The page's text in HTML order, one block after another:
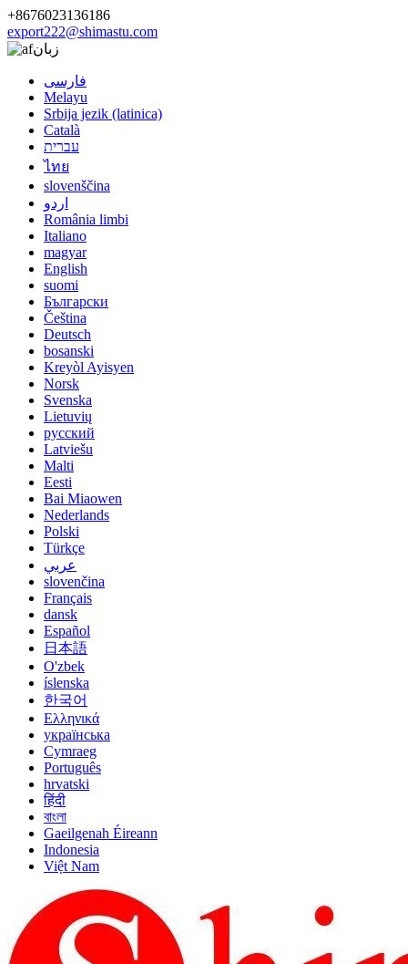
+8676023136186
export222@shimastu.com
زبان
فارسی
Melayu
Srbija jezik (latinica)
Català
עברית
ไทย
slovenščina
اردو
România limbi
Italiano
magyar
English
suomi
Български
Čeština
Deutsch
bosanski
Kreyòl Ayisyen
Norsk
Svenska
Lietuvių
русский
Latviešu
Malti
Eesti
Bai Miaowen
Nederlands
Polski
Türkçe
عربي
slovenčina
Français
dansk
Español
日本語
O'zbek
íslenska
한국어
Ελληνικά
українська
Cymraeg
Português
hrvatski
हिंदी
বাংলা
Gaeilgenah Éireann
Indonesia
Việt Nam